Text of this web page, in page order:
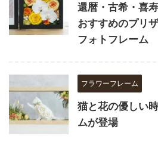
還暦・古希・喜
おすすめのプリ
フォトフレーム
フラワーフレーム
猫と花の優しい
ムが登場